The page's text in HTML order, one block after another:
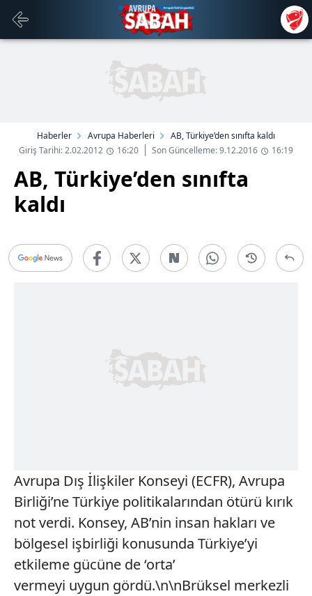
Haberler Avrupa Haberleri
AB, Türkiye’den sınıfta kaldı
Giriş Tarihi: 2.02.2012
16:20 Son Güncelleme: 9.12.2016 16:19
AB, Türkiye’den sınıfta
kaldı
Avrupa Dış İlişkiler Konseyi (ECFR), Avrupa
Birliği’ne Türkiye politikalarından ötürü kırık
not verdi. Konsey, AB’nin insan hakları ve
bölgesel işbirliği konusunda Türkiye’yi
etkileme gücüne de ‘orta’
vermeyi uygun gördü.\n\nBrüksel merkezli